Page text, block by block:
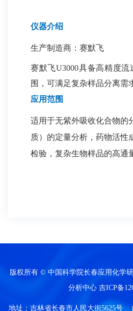
仪器介绍
生产制造商： 赛默飞
赛默飞U3000具备高精度
围，可满足复杂样品分离需
应用范围
适用于无紫外吸收化合物的
质）的定量分析，药物活性
检验，复杂生物样品的高通
版权所有 © 中国科学院长春应用化学
分析中心 吉ICP备
地址：吉林省长春市人民大街5625号